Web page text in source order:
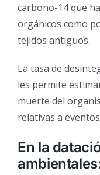
carbono-14 que
orgánicos como
tejidos antiguos.
La tasa de
les permite
muerte del
relativas a
En la